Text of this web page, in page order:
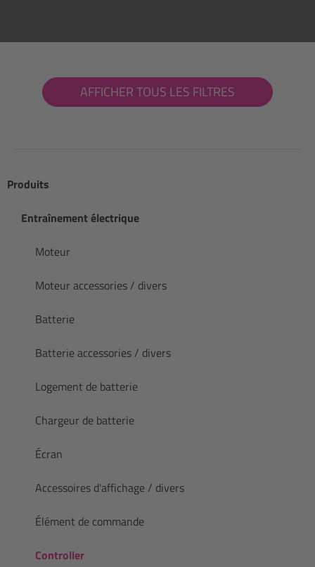
AFFICHER TOUS LES FILTRES
Produits
Entraînement électrique
Moteur
Moteur accessories / divers
Batterie
Batterie accessories / divers
Logement de batterie
Chargeur de batterie
Écran
Accessoires d'affichage / divers
Élément de commande
Controller